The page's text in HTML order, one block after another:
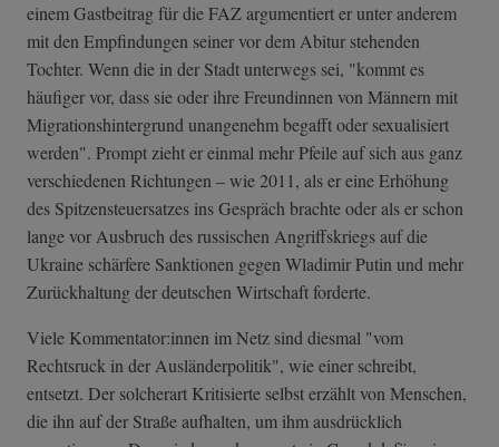
einem Gastbeitrag für die FAZ argumentiert er unter anderem
mit den Empfindungen seiner vor dem Abitur stehenden
Tochter. Wenn die in der Stadt unterwegs sei, "kommt es
häufiger vor, dass sie oder ihre Freundinnen von Männern mit
Migrationshintergrund unangenehm begafft oder sexualisiert
werden". Prompt zieht er einmal mehr Pfeile auf sich aus ganz
verschiedenen Richtungen – wie 2011, als er eine Erhöhung
des Spitzensteuersatzes ins Gespräch brachte oder als er schon
lange vor Ausbruch des russischen Angriffskriegs auf die
Ukraine schärfere Sanktionen gegen Wladimir Putin und mehr
Zurückhaltung der deutschen Wirtschaft forderte.
Viele Kommentator:innen im Netz sind diesmal "vom
Rechtsruck in der Ausländerpolitik", wie einer schreibt,
entsetzt. Der solcherart Kritisierte selbst erzählt von Menschen,
die ihn auf der Straße aufhalten, um ihm ausdrücklich